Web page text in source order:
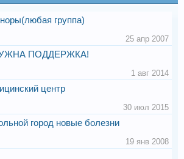
группа)
25 апр 2007
ПОДДЕРЖКА!
1 авг 2014
центр
30 июл 2015
город новые болезни
19 янв 2008